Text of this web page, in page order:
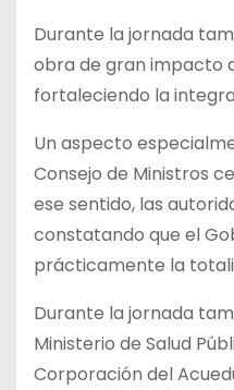
Durante la jornada
obra de gran impacto
fortaleciendo la
Un aspecto
Consejo de Ministros
ese sentido, las
constatando que el
prácticamente la
Durante la jornada
Ministerio de Salud
Corporación del